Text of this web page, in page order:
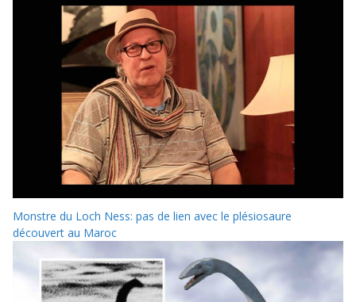
Monstre du Loch Ness: pas de lien avec le plésiosaure
découvert au Maroc